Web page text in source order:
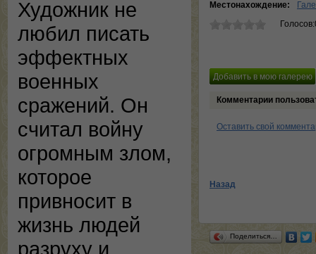
Художник не
любил писать
эффектных
военных
сражений. Он
считал войну
огромным злом,
которое
привносит в
жизнь людей
разруху и
Местонахождение:
Комментарии
Оставить свой
Назад
Поделиться…